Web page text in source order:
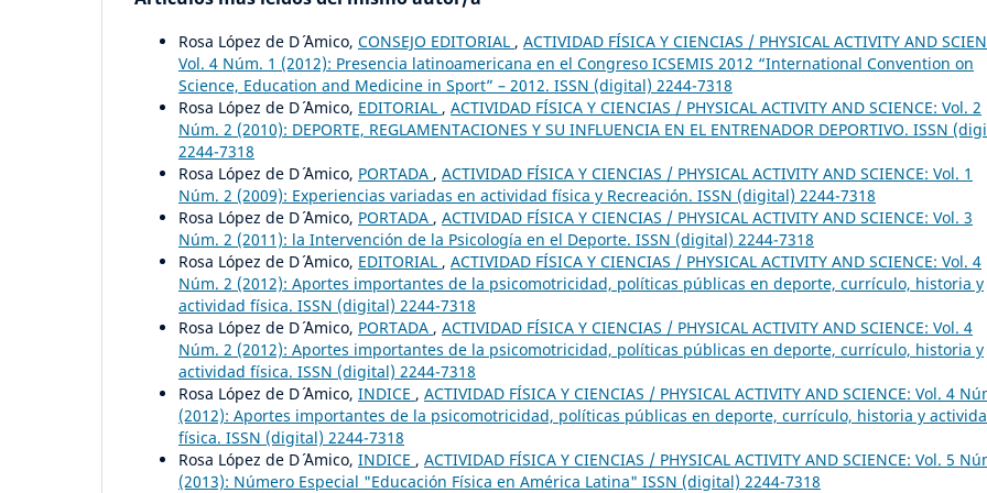
Rosa López de D´ ´Amico, CONSEJO EDITORIAL , ACTIVIDAD FÍSICA Y CIENCIAS / PHYSICAL ACTIVITY AND
Vol. 4 Núm. 1 (2012): Presencia latinoamericana en el Congreso ICSEMIS 2012 “International Convention on
Science, Education and Medicine in Sport” – 2012. ISSN (digital) 2244-7318
Rosa López de D´ ´Amico, EDITORIAL , ACTIVIDAD FÍSICA Y CIENCIAS / PHYSICAL ACTIVITY AND SCIENCE: Vol. 2
Núm. 2 (2010): DEPORTE, REGLAMENTACIONES Y SU INFLUENCIA EN EL ENTRENADOR DEPORTIVO. ISSN
2244-7318
Rosa López de D´ ´Amico, PORTADA , ACTIVIDAD FÍSICA Y CIENCIAS / PHYSICAL ACTIVITY AND SCIENCE: Vol. 1
Núm. 2 (2009): Experiencias variadas en actividad física y Recreación. ISSN (digital) 2244-7318
Rosa López de D´ ´Amico, PORTADA , ACTIVIDAD FÍSICA Y CIENCIAS / PHYSICAL ACTIVITY AND SCIENCE: Vol. 3
Núm. 2 (2011): la Intervención de la Psicología en el Deporte. ISSN (digital) 2244-7318
Rosa López de D´ ´Amico, EDITORIAL , ACTIVIDAD FÍSICA Y CIENCIAS / PHYSICAL ACTIVITY AND SCIENCE: Vol. 4
Núm. 2 (2012): Aportes importantes de la psicomotricidad, políticas públicas en deporte, currículo, historia y
actividad física. ISSN (digital) 2244-7318
Rosa López de D´ ´Amico, PORTADA , ACTIVIDAD FÍSICA Y CIENCIAS / PHYSICAL ACTIVITY AND SCIENCE: Vol. 4
Núm. 2 (2012): Aportes importantes de la psicomotricidad, políticas públicas en deporte, currículo, historia y
actividad física. ISSN (digital) 2244-7318
Rosa López de D´ ´Amico, INDICE , ACTIVIDAD FÍSICA Y CIENCIAS / PHYSICAL ACTIVITY AND SCIENCE: Vol. 4
(2012): Aportes importantes de la psicomotricidad, políticas públicas en deporte, currículo, historia y
física. ISSN (digital) 2244-7318
Rosa López de D´ ´Amico, INDICE , ACTIVIDAD FÍSICA Y CIENCIAS / PHYSICAL ACTIVITY AND SCIENCE: Vol. 5
(2013): Número Especial "Educación Física en América Latina" ISSN (digital) 2244-7318